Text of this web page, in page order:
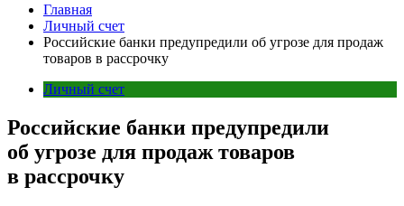
Главная
Личный счет
Российские банки предупредили об угрозе для продаж
товаров в рассрочку
Личный счет
Российские банки предупредили
об угрозе для продаж товаров
в рассрочку